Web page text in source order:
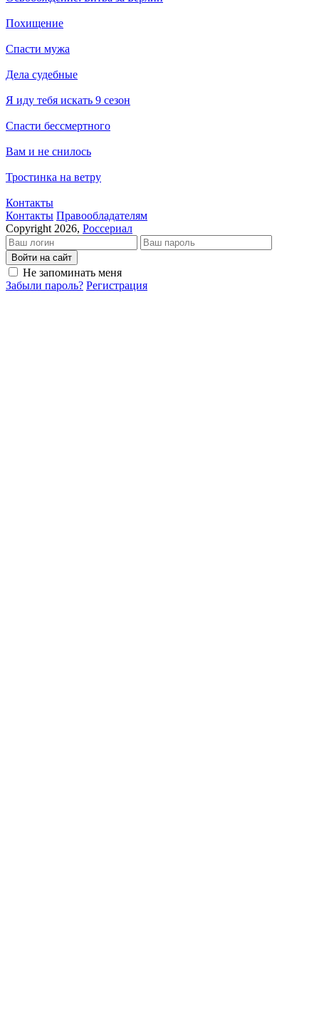
Похищение
Спасти мужа
Дела судебные
Я иду тебя искать 9 сезон
Спасти бессмертного
Вам и не снилось
Тростинка на ветру
Контакты
Кон­так­ты Пра­во­об­ла­да­те­лям
Copyright 2026, Россериал
Войти на сайт
Не запоминать меня
Забыли пароль? Регистрация